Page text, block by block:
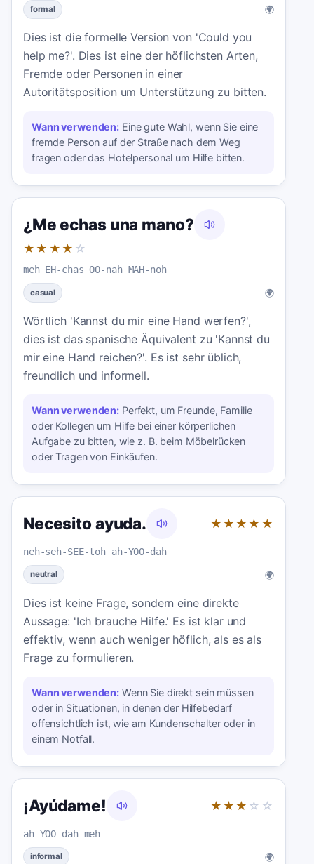
formal 🌍
Dies ist die formelle Version von 'Could you
help me?'. Dies ist eine der höflichsten Arten,
Fremde oder Personen in einer
Autoritätsposition um Unterstützung zu bitten.
Wann verwenden: Eine gute Wahl, wenn Sie eine
fremde Person auf der Straße nach dem Weg
fragen oder das Hotelpersonal um Hilfe bitten.
¿Me echas una mano?
★★★★ ☆
meh EH-chas OO-nah MAH-noh
casual 🌍
Wörtlich 'Kannst du mir eine Hand werfen?',
dies ist das spanische Äquivalent zu 'Kannst du
mir eine Hand reichen?'. Es ist sehr üblich,
freundlich und informell.
Wann verwenden: Perfekt, um Freunde, Familie
oder Kollegen um Hilfe bei einer körperlichen
Aufgabe zu bitten, wie z. B. beim Möbelrücken
oder Tragen von Einkäufen.
Necesito ayuda. ★★★★★
neh-seh-SEE-toh ah-YOO-dah
neutral 🌍
Dies ist keine Frage, sondern eine direkte
Aussage: 'Ich brauche Hilfe.' Es ist klar und
effektiv, wenn auch weniger höflich, als es als
Frage zu formulieren.
Wann verwenden: Wenn Sie direkt sein müssen
oder in Situationen, in denen der Hilfebedarf
offensichtlich ist, wie am Kundenschalter oder in
einem Notfall.
¡Ayúdame! ★★★ ☆☆
ah-YOO-dah-meh
informal 🌍